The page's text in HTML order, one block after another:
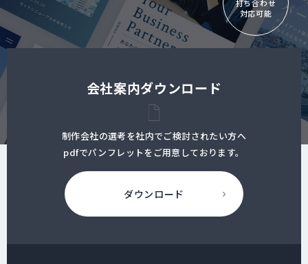
打ち合わせ
対応可能
会社案内ダウンロード
制作会社の選考を社内でご検討されたい方へ
pdfでパンフレットをご用意しております。
ダウンロード